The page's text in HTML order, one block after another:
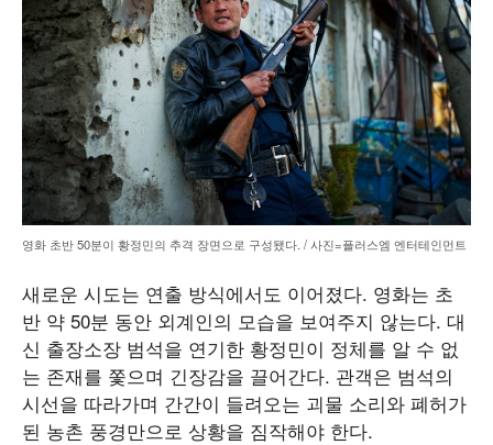
영화 초반 50분이 황정민의 추격 장면으로 구성됐다. / 사진=플러스엠 엔터테인먼트
새로운 시도는 연출 방식에서도 이어졌다. 영화는 초
반 약 50분 동안 외계인의 모습을 보여주지 않는다. 대
신 출장소장 범석을 연기한 황정민이 정체를 알 수 없
는 존재를 쫓으며 긴장감을 끌어간다. 관객은 범석의
시선을 따라가며 간간이 들려오는 괴물 소리와 폐허가
된 농촌 풍경만으로 상황을 짐작해야 한다.